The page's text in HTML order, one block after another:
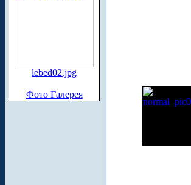
lebed02.jpg
Фото Галерея